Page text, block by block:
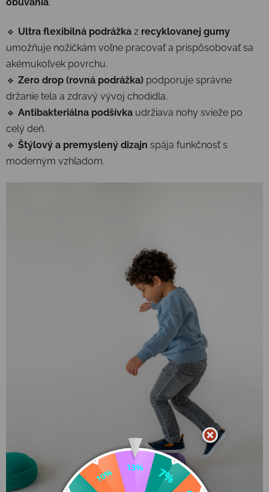
obúvania.
🔹 Ultra flexibilná podrážka z recyklovanej gumy
umožňuje nožičkám voľne pracovať a prispôsobovať sa
akémukoľvek povrchu.
🔹 Zero drop (rovná podrážka) podporuje správne
držanie tela a zdravý vývoj chodidla.
🔹 Antibakteriálna podšívka udržiava nohy svieže po
celý deň.
🔹 Štýlový a premyslený dizajn spája funkčnosť s
moderným vzhľadom.